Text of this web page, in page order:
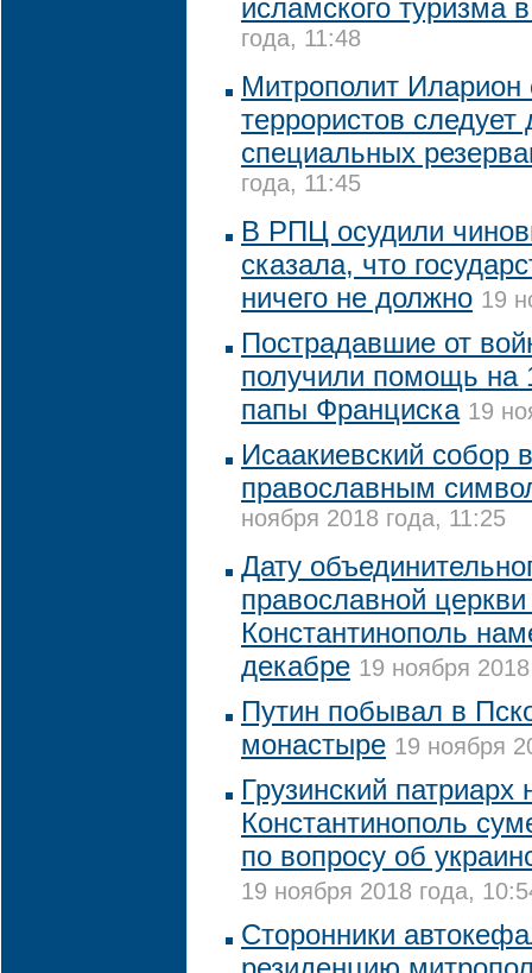
исламского туризма
года, 11:48
Митрополит Иларион
террористов следует
специальных
года, 11:45
В РПЦ осудили
сказала, что
ничего не должно 19
Пострадавшие от
получили помощь на
папы Франциска 19
Исаакиевский собор
православным
ноября 2018 года, 11:25
Дату
православной
Константинополь
декабре 19 ноября
Путин побывал в
монастыре 19 ноября
Грузинский
Константинополь
по вопросу об
19 ноября 2018 года,
Сторонники